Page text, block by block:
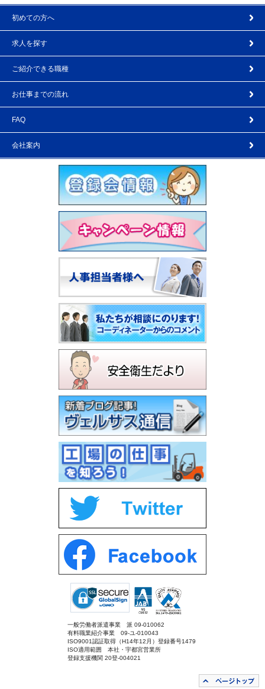
初めての方へ
求人を探す
ご紹介できる職種
お仕事までの流れ
FAQ
会社案内
一般労働者派遣事業 派 09-010062
有料職業紹介事業 09-ユ-010043
ISO9001認証取得（H14年12月）登録番号1479
ISO適用範囲 本社・宇都宮営業所
登録支援機関 20登-004021